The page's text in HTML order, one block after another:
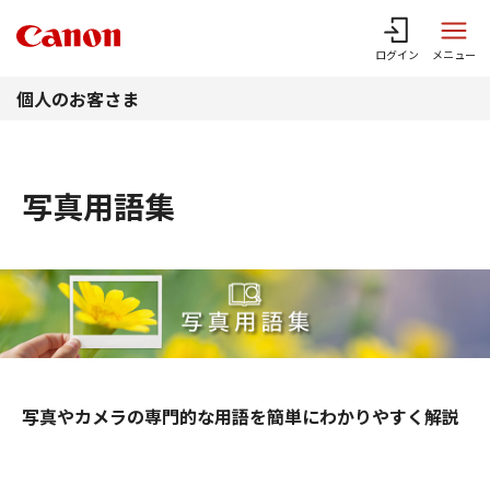
ログイン メニュー
個人のお客さま
写真用語集
写真やカメラの専門的な用語を簡単にわかりやすく解説